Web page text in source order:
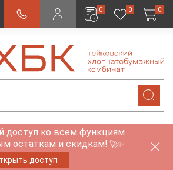
0 0 0
доступ ко всем функциям
остаткам и скидкам! 🚀✨
доступ